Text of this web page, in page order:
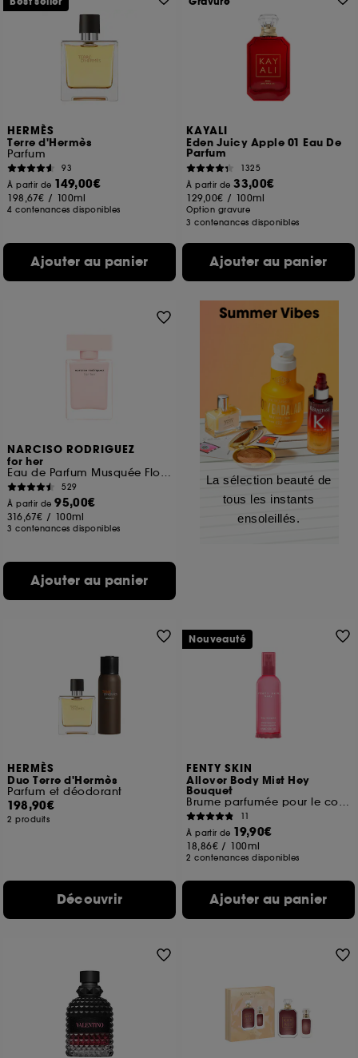
HERMÈS
Terre d'Hermès
Parfum
93
À partir de 149,00€
198,67€ / 100ml
4 contenances disponibles
Ajouter au panier
KAYALI
Eden Juicy Apple 01 Eau De
Parfum
1325
À partir de33,00€
129,00€ / 100ml
Option gravure
3 contenances disponibles
Ajouter au panier
NARCISO RODRIGUEZ
for her
Eau de Parfum Musquée Florale Fruitée
529
À partir de95,00€
316,67€ / 100ml
3 contenances disponibles
Ajouter au panier
La sélection beauté de
tous les instants
ensoleillés.
HERMÈS
Duo Terre d'Hermès
Parfum et déodorant
198,90€
2 produits
Découvrir
FENTY SKIN
Allover Body Mist Hey
Bouquet
Brume parfumée pour le corps
11
À partir de 19,90€
18,86€ / 100ml
2 contenances disponibles
Ajouter au panier
Nouveauté